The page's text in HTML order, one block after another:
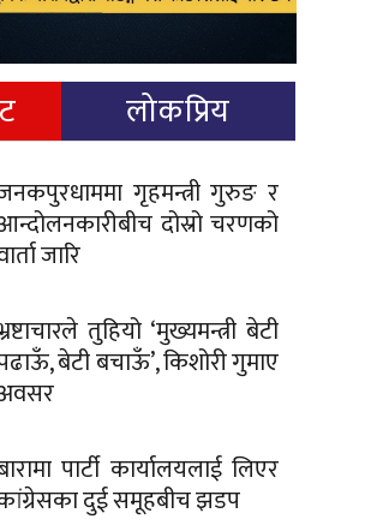
लोकप्रिय
गृहमन्त्री गुरुङ र
दोस्रो चरणको
जारि
तुहियो ‘मुख्यमन्त्री बेटी
बेटी बचाऊँ’, किशोरी गुमाए
पार्टी कार्यालयलाई लिएर
दुई समूहबीच झडप